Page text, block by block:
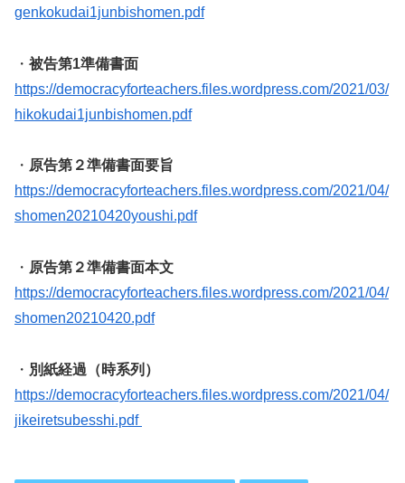
genkokudai1junbishomen.pdf
・ 被告第1準備書面
https://democracyforteachers.files.wordpress.com/2021/03/
hikokudai1junbishomen.pdf
・ 原告第２準備書面要旨
https://democracyforteachers.files.wordpress.com/2021/04/
shomen20210420youshi.pdf
・ 原告第２準備書面本文
https://democracyforteachers.files.wordpress.com/2021/04/
shomen20210420.pdf
・ 別紙経過（時系列）
https://democracyforteachers.files.wordpress.com/2021/04/
jikeiretsubesshi.pdf